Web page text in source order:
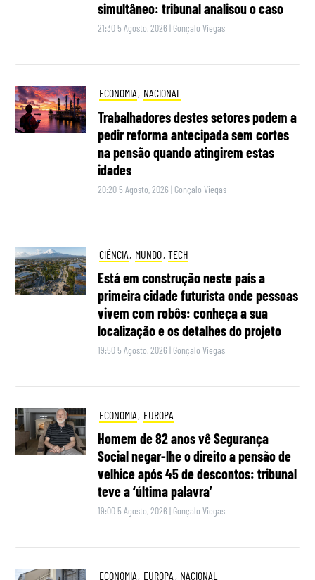
simultâneo: tribunal analisou o caso
21:30 5 Agosto, 2026 | Gonçalo Viegas
ECONOMIA, NACIONAL
Trabalhadores destes setores podem a
pedir reforma antecipada sem cortes
na pensão quando atingirem estas
idades
20:20 5 Agosto, 2026 | Gonçalo Viegas
CIÊNCIA, MUNDO, TECH
Está em construção neste país a
primeira cidade futurista onde pessoas
vivem com robôs: conheça a sua
localização e os detalhes do projeto
19:50 5 Agosto, 2026 | Gonçalo Viegas
ECONOMIA, EUROPA
Homem de 82 anos vê Segurança
Social negar-lhe o direito a pensão de
velhice após 45 de descontos: tribunal
teve a ‘última palavra’
19:00 5 Agosto, 2026 | Gonçalo Viegas
ECONOMIA, EUROPA , NACIONAL